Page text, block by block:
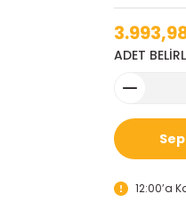
ADET
12:00’a